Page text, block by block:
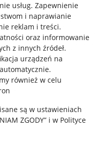
usług. Zapewnienie
i naprawianie
reklam i treści.
oraz informowanie
z innych źródeł.
urządzeń na
.
również w celu
są w ustawieniach
ZGODY” i w Polityce